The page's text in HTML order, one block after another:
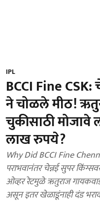
IPL
BCCI Fine CSK:
ने चोळले मीठ!
चुकीसाठी
लाख रुपये?
Why Did BCCI Fine
पराभवानंतर चेन्नई सुपर
ओव्हर रेटमुळे ऋतुराज
असून इतर खेळाडूंनाही दंड